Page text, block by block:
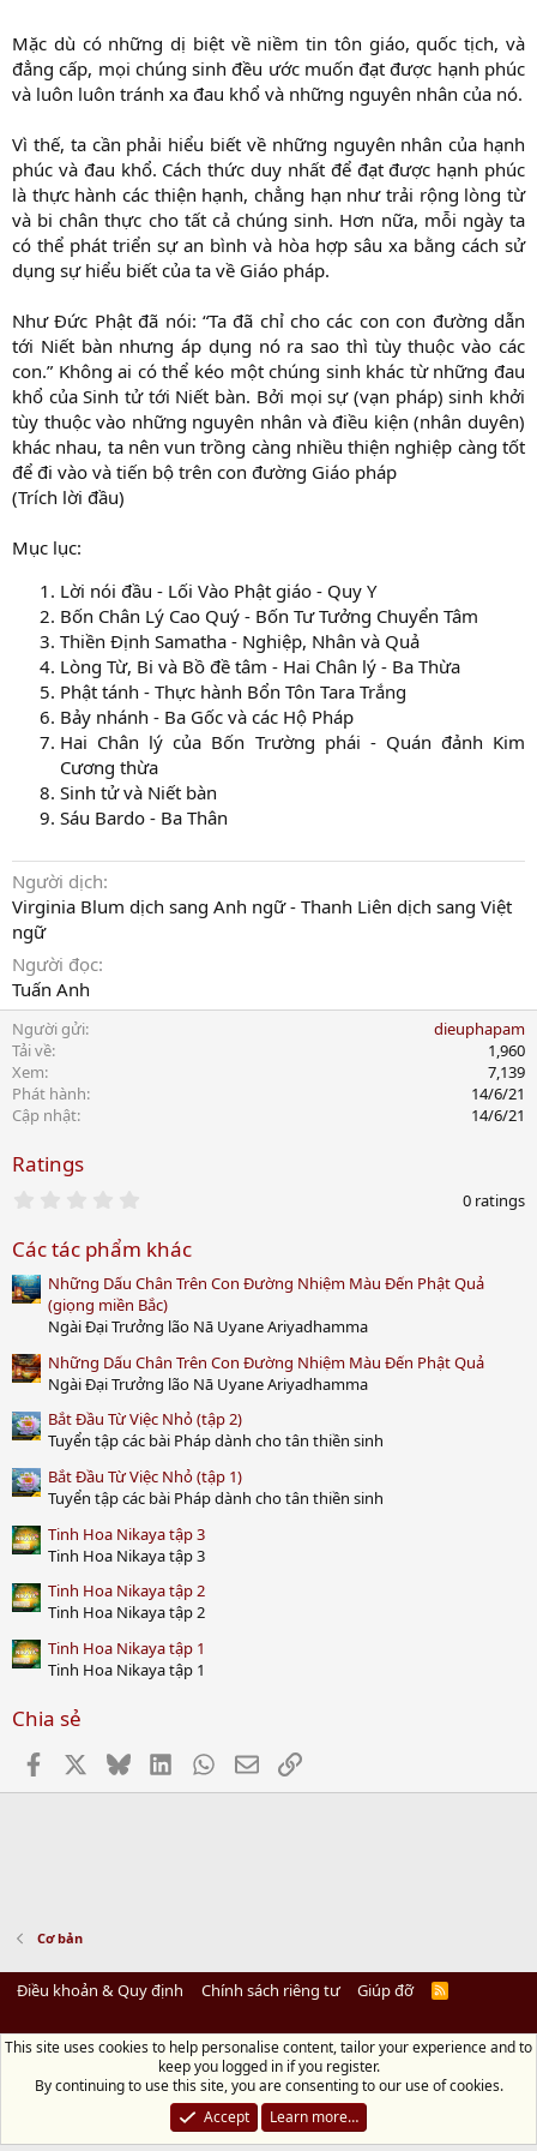
Mặc dù có những dị biệt về niềm tin tôn giáo, quốc tịch, và
đẳng cấp, mọi chúng sinh đều ước muốn đạt được hạnh phúc
và luôn luôn tránh xa đau khổ và những nguyên nhân của nó.
Vì thế, ta cần phải hiểu biết về những nguyên nhân của hạnh
phúc và đau khổ. Cách thức duy nhất để đạt được hạnh phúc
là thực hành các thiện hạnh, chẳng hạn như trải rộng lòng từ
và bi chân thực cho tất cả chúng sinh. Hơn nữa, mỗi ngày ta
có thể phát triển sự an bình và hòa hợp sâu xa bằng cách sử
dụng sự hiểu biết của ta về Giáo pháp.
Như Đức Phật đã nói: “Ta đã chỉ cho các con con đường dẫn
tới Niết bàn nhưng áp dụng nó ra sao thì tùy thuộc vào các
con.” Không ai có thể kéo một chúng sinh khác từ những đau
khổ của Sinh tử tới Niết bàn. Bởi mọi sự (vạn pháp) sinh khởi
tùy thuộc vào những nguyên nhân và điều kiện (nhân duyên)
khác nhau, ta nên vun trồng càng nhiều thiện nghiệp càng tốt
để đi vào và tiến bộ trên con đường Giáo pháp
(Trích lời đầu)
Mục lục:
Lời nói đầu - Lối Vào Phật giáo - Quy Y
Bốn Chân Lý Cao Quý - Bốn Tư Tưởng Chuyển Tâm
Thiền Định Samatha - Nghiệp, Nhân và Quả
Lòng Từ, Bi và Bồ đề tâm - Hai Chân lý - Ba Thừa
Phật tánh - Thực hành Bổn Tôn Tara Trắng
Bảy nhánh - Ba Gốc và các Hộ Pháp
Hai Chân lý của Bốn Trường phái - Quán đảnh Kim
Cương thừa
Sinh tử và Niết bàn
Sáu Bardo - Ba Thân
Người dịch
Virginia Blum dịch sang Anh ngữ - Thanh Liên dịch sang Việt
ngữ
Người đọc
Tuấn Anh
Người gửi
dieuphapam
Tải về
1,960
Xem
7,139
Phát hành
14/6/21
Cập nhật
14/6/21
Ratings
0
t
a
r
(
s
)
0 ratings
Các tác phẩm khác
Những Dấu Chân Trên Con Đường Nhiệm Màu Đến Phật Quả
(giọng miền Bắc)
Ngài Đại Trưởng lão Nā Uyane Ariyadhamma
Những Dấu Chân Trên Con Đường Nhiệm Màu Đến Phật Quả
Ngài Đại Trưởng lão Nā Uyane Ariyadhamma
Bắt Đầu Từ Việc Nhỏ (tập 2)
Tuyển tập các bài Pháp dành cho tân thiền sinh
Bắt Đầu Từ Việc Nhỏ (tập 1)
Tuyển tập các bài Pháp dành cho tân thiền sinh
Tinh Hoa Nikaya tập 3
Tinh Hoa Nikaya tập 3
Tinh Hoa Nikaya tập 2
Tinh Hoa Nikaya tập 2
Tinh Hoa Nikaya tập 1
Tinh Hoa Nikaya tập 1
Chia sẻ
Facebook BlueskyLinkedInWhatsApp
EmailLink
Cơ bản
Điều khoản & Quy định Chính sách riêng tư Giúp đỡ
R
Diệu Pháp Âm
Chùa Diệu Pháp - Số 72/14 Phú Mỹ, Phú Hòa Đông, Củ Chi, TP.HCM
đồ)
Điện thoại: 028.36208438 | Email: bientap@dieuphapam.net
Chủ Nhiệm: Thích Minh Thiền
This site uses cookies to help personalise content, tailor your experience and to
keep you logged in if you register.
By continuing to use this site, you are consenting to our use of cookies.
Accept
Learn more…